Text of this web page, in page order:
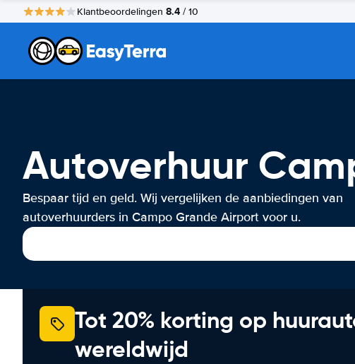
Klantbeoordelingen 8.4 / 10
Autoverhuur
Bespaar tijd en geld. Wij vergelijken de aanbiedingen van
autoverhuurders in Campo Grande Airport voor u.
Tot 20% korting op
wereldwijd